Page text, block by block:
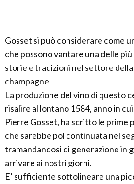
Gosset si può considerare come
che possono vantare una delle
storie e tradizioni nel settore
champagne.
La produzione del vino di questo
risalire al lontano 1584, anno in
Pierre Gosset, ha scritto le prime
che sarebbe poi continuata nel
tramandandosi di generazione in
arrivare ai nostri giorni.
E’ sufficiente sottolineare una